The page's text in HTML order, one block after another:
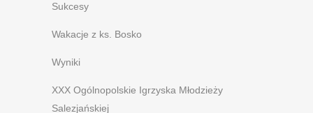
Sukcesy
Wakacje z ks. Bosko
Wyniki
XXX Ogólnopolskie Igrzyska Młodzieży
Salezjańskiej